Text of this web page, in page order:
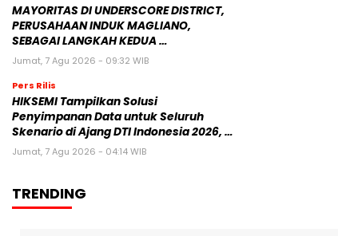
MAYORITAS DI UNDERSCORE DISTRICT,
PERUSAHAAN INDUK MAGLIANO,
SEBAGAI LANGKAH KEDUA …
Jumat, 7 Agu 2026 - 09:32 WIB
Pers Rilis
HIKSEMI Tampilkan Solusi
Penyimpanan Data untuk Seluruh
Skenario di Ajang DTI Indonesia 2026, …
Jumat, 7 Agu 2026 - 04:14 WIB
TRENDING